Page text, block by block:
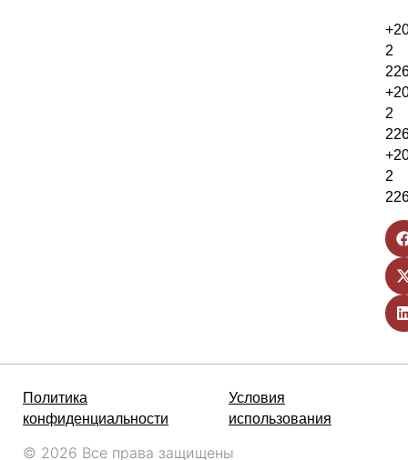
2
2
2
Политика
конфиденциальности
Условия
использования
© 2026 Все права защищены